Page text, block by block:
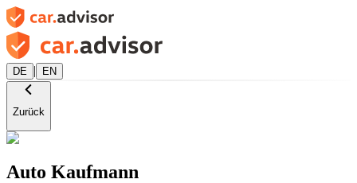
DE | EN
Zurück
Auto Kaufmann